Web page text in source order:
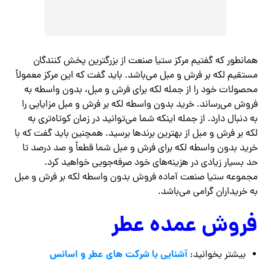
همانطور که گفتیم مرکز ستیا صنعت از بزرگترین پخش کنندگان
مستقیم لکه بر فرش و مبل می‌باشد. باید گفت که این مرکز معمولاً
محصولات خود را از جمله لکه برای فرش و مبل، بدون واسطه به
فروش می‌رساند. خرید بدون واسطه لکه بر فرش و مبل مزایایی را
به دنبال دارد. از جمله اینکه شما می‌توانید در زمان کوتاه‌تری به
لکه بر فرش و مبل از بهترین برندها برسید. همچنین باید گفت که با
خرید بدون واسطه لکه برای فرش و مبل شما قطعاً و صد درصد تا
حد بسیار زیادی در هزینه‌های خود صرفه‌جویی خواهید کرد.
مجموعه ستیا صنعت آماده فروش بدون واسطه لکه بر فرش و مبل
به خریداران گرامی می‌باشد.
فروش عمده عطر
بیشتر بخوانید:آشنایی با شرکت های عطر و اسانس